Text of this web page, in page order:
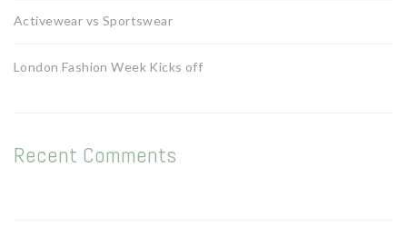
Carte cadeau
Faites des heureux
Activewear vs Sportswear
London Fashion Week Kicks off
Recent Comments